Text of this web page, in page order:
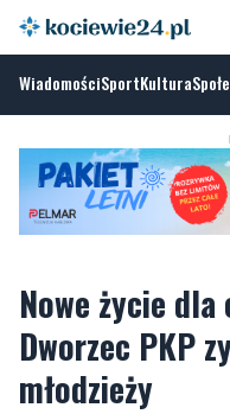
WiadomościSportKultura
Nowe życie
Dworzec PKP
młodzieży